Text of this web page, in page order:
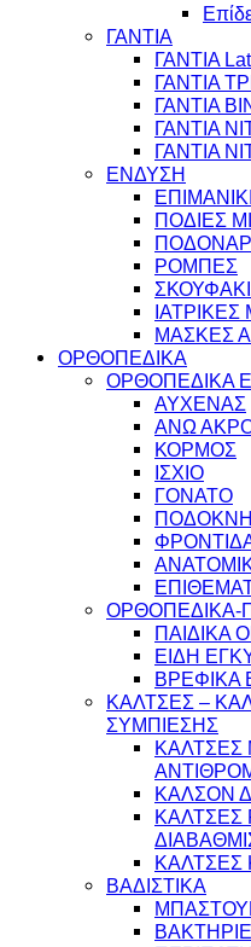
ΓΑΝΤΙΑ
ΓΑΝΤΙΑ
ΓΑΝΤΙΑ
ΓΑΝΤΙΑ
ΓΑΝΤΙΑ
ΓΑΝΤΙΑ
ΕΝΔΥΣΗ
ΠΟΔΙΕΣ
ΡΟΜΠΕΣ
ΜΑΣΚΕΣ
ΟΡΘΟΠΕΔΙΚΑ
ΟΡΘΟΠΕΔΙΚΑ
ΑΥΧΕΝΑΣ
ΑΝΩ
ΚΟΡΜΟΣ
ΙΣΧΙΟ
ΓΟΝΑΤΟ
ΟΡΘΟΠΕΔΙΚΑ-
ΠΑΙΔΙΚΑ
ΕΙΔΗ
ΒΡΕΦΙΚΑ
ΚΑΛΤΣΕΣ –
ΣΥΜΠΙΕΣΗΣ
ΚΑΛΤΣΕΣ
ΚΑΛΣΟΝ
ΚΑΛΤΣΕΣ
ΚΑΛΤΣΕΣ
ΒΑΔΙΣΤΙΚΑ